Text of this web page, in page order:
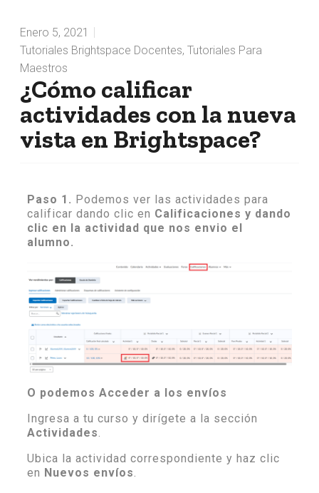
Enero 5, 2021
Tutoriales Brightspace Docentes, Tutoriales Para
Maestros
¿Cómo calificar
actividades con la nueva
vista en Brightspace?
Paso 1. Podemos ver las actividades para
calificar dando clic en Calificaciones y dando
clic en la actividad que nos envio el
alumno.
O podemos Acceder a los envíos
Ingresa a tu curso y dirígete a la sección
Actividades.
Ubica la actividad correspondiente y haz clic
en Nuevos envíos.